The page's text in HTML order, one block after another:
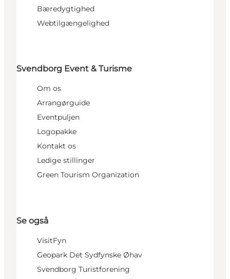
Bæredygtighed
Webtilgængelighed
Svendborg Event & Turisme
Om os
Arrangørguide
Eventpuljen
Logopakke
Kontakt os
Ledige stillinger
Green Tourism Organization
Se også
VisitFyn
Geopark Det Sydfynske Øhav
Svendborg Turistforening